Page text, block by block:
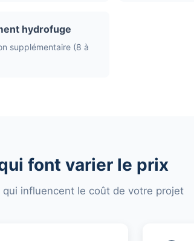
hydrofuge
supplémentaire (8 à
font varier le prix
influencent le coût de votre projet